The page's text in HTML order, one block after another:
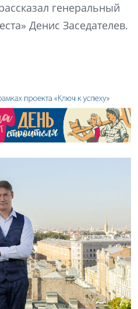
генеральный
Денис Заседателев.